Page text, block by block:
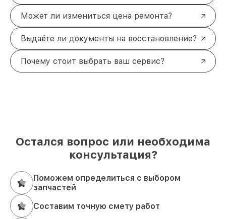
Может ли измениться цена ремонта?
Выдаёте ли документы на восстановление?
Почему стоит выбрать ваш сервис?
Остался вопрос или необходима
консультация?
Поможем определиться с выбором
запчастей
Составим точную смету работ